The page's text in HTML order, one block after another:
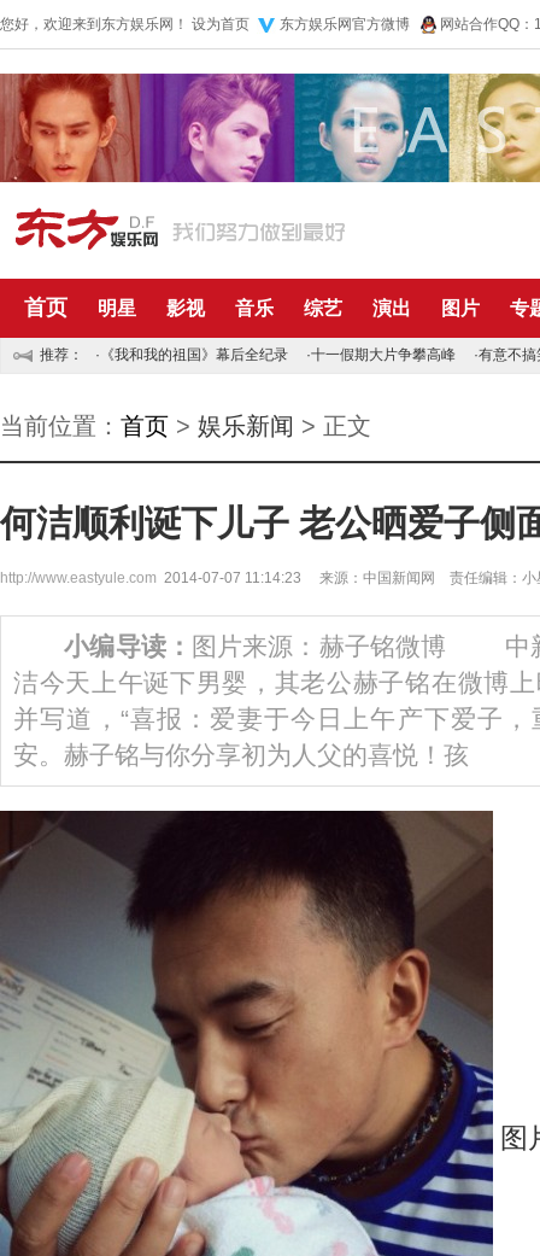
您好，欢迎来到东方娱乐网！ 设为首页 东方娱乐网官方微博 网站合作QQ
首页 明星 影视 音乐 综艺 演出 图片 专
推荐： · 《我和我的祖国》幕后全纪录 ·十一假期大片争攀高峰 ·有意不搞
当前位置： 首页 > 娱乐新闻 > 正文
何洁顺利诞下儿子 老公晒爱子侧
http://www.eastyule.com 2014-07-07 11:14:23 来源：中国新闻网 责任编辑：小
小编导读： 图片来源：赫子铭微博 中
洁今天上午诞下男婴，其老公赫子铭在微博
并写道，“喜报：爱妻于今日上午产下爱子
安。赫子铭与你分享初为人父的喜悦！孩
图